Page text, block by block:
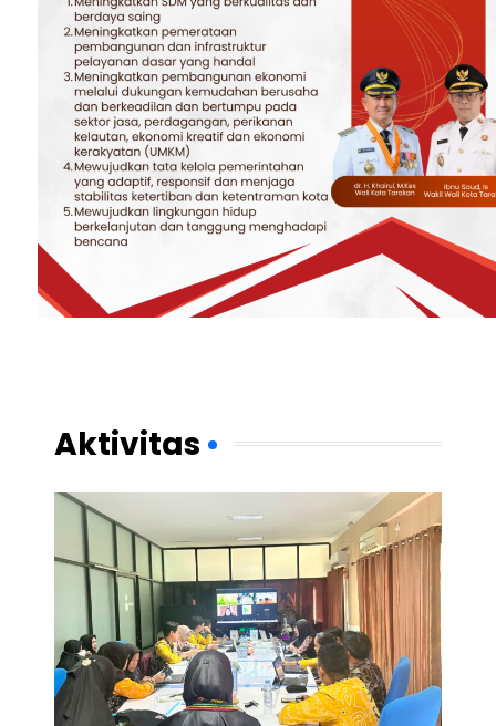
Aktivitas